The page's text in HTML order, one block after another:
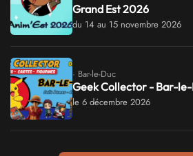
Grand Est 2026
du 14 au 15 novembre 2026
· Bar-le-Duc
Geek Collector - Bar-
le 6 décembre 2026